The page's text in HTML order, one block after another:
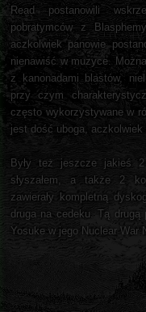
Read postanowili
pobratymców z
aczkolwiek panowie
nienawiść w muzyce.
z kanonadami blastów,
przy czym
często wykorzystywane w
jest dość uboga,
Były też jeszcze jakieś
słyszałem, a także 2
zawierały kompletną
druga na cedeku. Tą drugą
Yosuke w jego Nuclear War